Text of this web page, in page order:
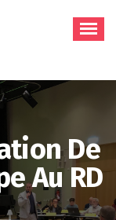
De
Au RD